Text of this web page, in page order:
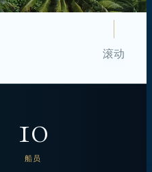
滚动
10
船员